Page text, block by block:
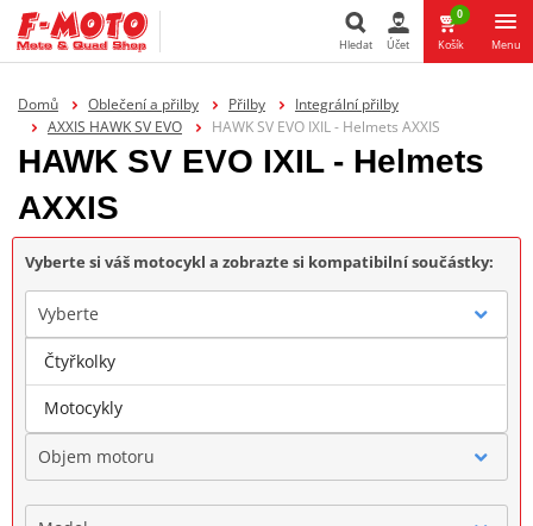
Hledat Účet
0
Košík Menu
Domů Oblečení a přilby Přilby
Integrální přilby
AXXIS HAWK SV EVO
HAWK SV EVO IXIL - Helmets AXXIS
HAWK SV EVO IXIL - Helmets
AXXIS
Vyberte si váš motocykl a zobrazte si kompatibilní součástky:
Vyberte
Značka
Objem motoru
Čtyřkolky
Motocykly